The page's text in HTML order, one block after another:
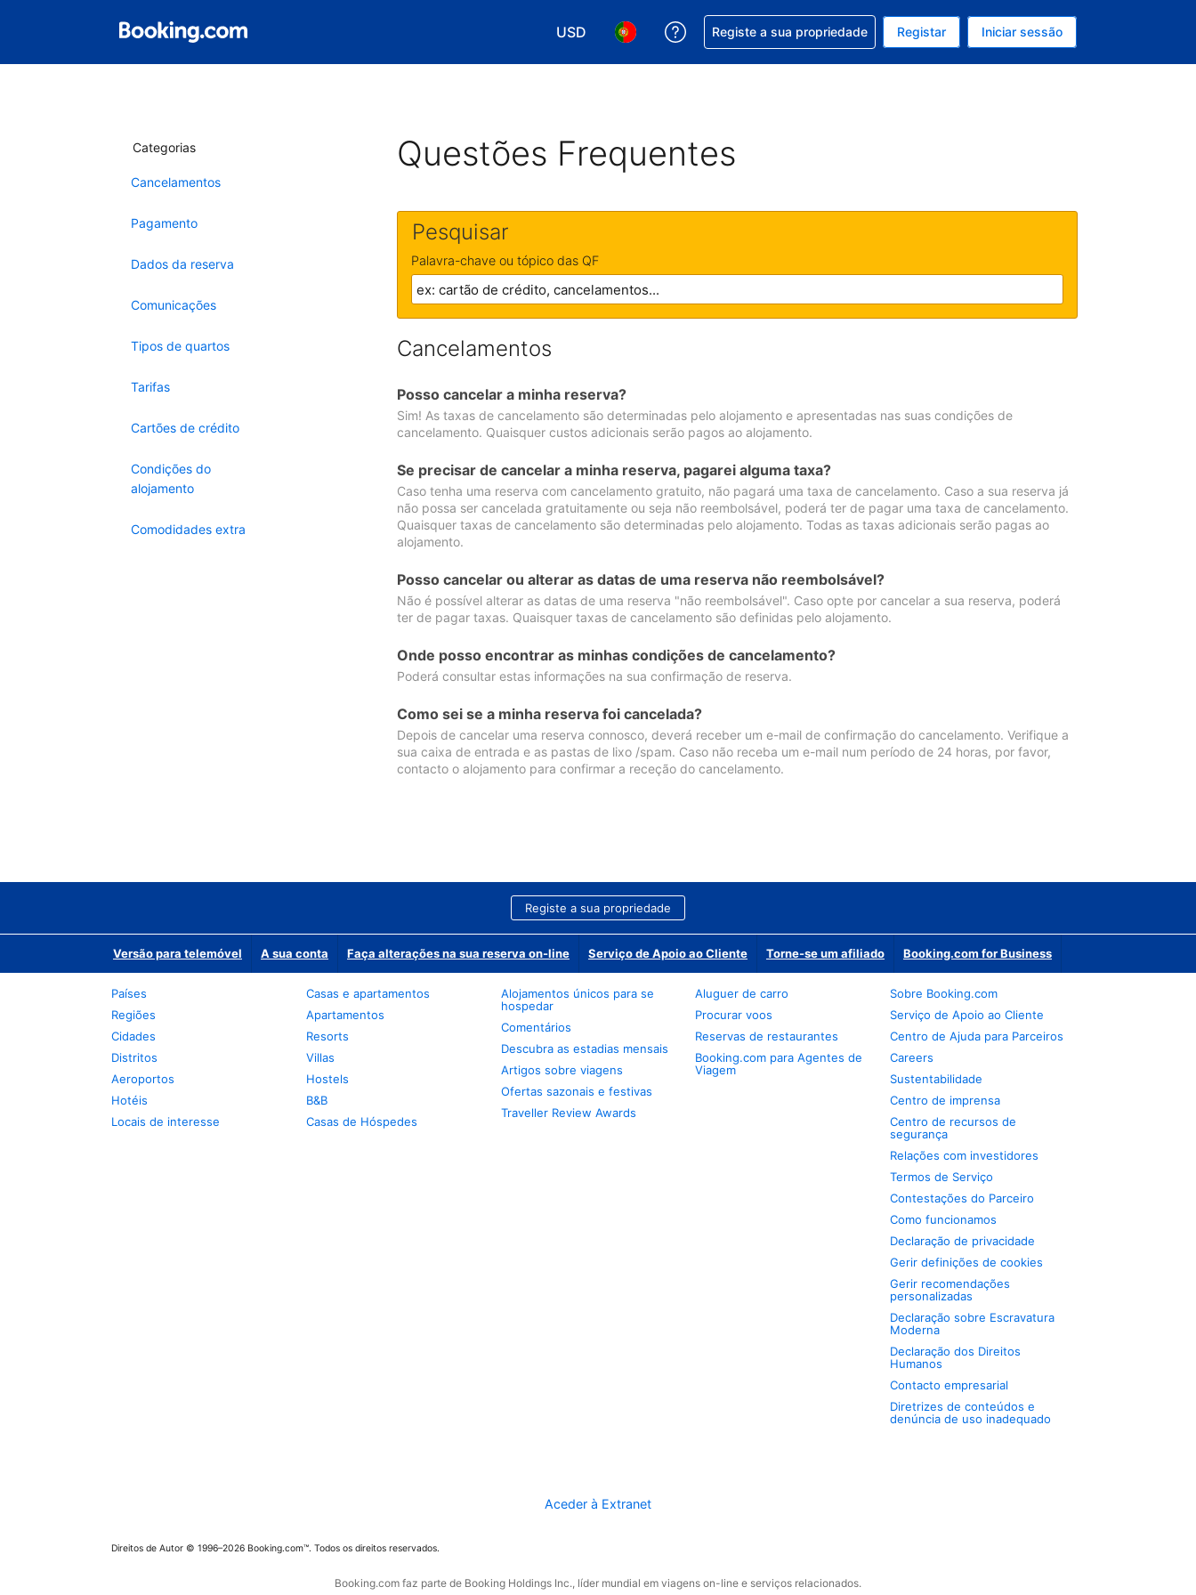
USD
Escolha a sua moeda. A sua moeda atual é Dólar dos EUA
Escolha o seu idioma. O seu idioma atual é Português
Obtenha ajuda com a sua reserva
Registe a sua propriedade Registar Iniciar sessão
Categorias
Cancelamentos
Pagamento
Dados da reserva
Comunicações
Tipos de quartos
Tarifas
Cartões de crédito
Condições do
alojamento
Comodidades extra
Questões Frequentes
Pesquisar
Palavra-chave ou tópico das QF
Cancelamentos
Posso cancelar a minha reserva?
Sim! As taxas de cancelamento são determinadas pelo alojamento e apresentadas nas suas condições de
cancelamento. Quaisquer custos adicionais serão pagos ao alojamento.
Se precisar de cancelar a minha reserva, pagarei alguma taxa?
Caso tenha uma reserva com cancelamento gratuito, não pagará uma taxa de cancelamento. Caso a sua reserva já
não possa ser cancelada gratuitamente ou seja não reembolsável, poderá ter de pagar uma taxa de cancelamento.
Quaisquer taxas de cancelamento são determinadas pelo alojamento. Todas as taxas adicionais serão pagas ao
alojamento.
Posso cancelar ou alterar as datas de uma reserva não reembolsável?
Não é possível alterar as datas de uma reserva "não reembolsável". Caso opte por cancelar a sua reserva, poderá
ter de pagar taxas. Quaisquer taxas de cancelamento são definidas pelo alojamento.
Onde posso encontrar as minhas condições de cancelamento?
Poderá consultar estas informações na sua confirmação de reserva.
Como sei se a minha reserva foi cancelada?
Depois de cancelar uma reserva connosco, deverá receber um e-mail de confirmação do cancelamento. Verifique a
sua caixa de entrada e as pastas de lixo /spam. Caso não receba um e-mail num período de 24 horas, por favor,
contacto o alojamento para confirmar a receção do cancelamento.
Registe a sua propriedade
Versão para telemóvel A sua conta Faça alterações na sua reserva on-line Serviço de Apoio ao Cliente Torne-se um afiliado Booking.com for Business
Países
Regiões
Cidades
Distritos
Aeroportos
Hotéis
Locais de interesse
Casas e apartamentos
Apartamentos
Resorts
Villas
Hostels
B&B
Casas de Hóspedes
Alojamentos únicos para se
hospedar
Comentários
Descubra as estadias mensais
Artigos sobre viagens
Ofertas sazonais e festivas
Traveller Review Awards
Aluguer de carro
Procurar voos
Reservas de restaurantes
Booking.com para Agentes de
Viagem
Sobre Booking.com
Serviço de Apoio ao Cliente
Centro de Ajuda para Parceiros
Careers
Sustentabilidade
Centro de imprensa
Centro de recursos de
segurança
Relações com investidores
Termos de Serviço
Contestações do Parceiro
Como funcionamos
Declaração de privacidade
Gerir definições de cookies
Gerir recomendações
personalizadas
Declaração sobre Escravatura
Moderna
Declaração dos Direitos
Humanos
Contacto empresarial
Diretrizes de conteúdos e
denúncia de uso inadequado
Aceder à Extranet
Direitos de Autor © 1996–2026 Booking.com™. Todos os direitos reservados.
Booking.com faz parte de Booking Holdings Inc., líder mundial em viagens on-line e serviços relacionados.